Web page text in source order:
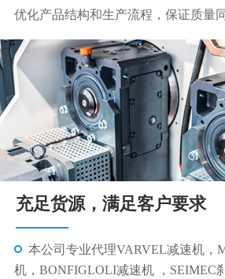
充足货源，满足客户要求
专业销售十多个系列，数百种型号
套各类型机电产品近40万台（套）。
我们更注重的是为客户提供全方位